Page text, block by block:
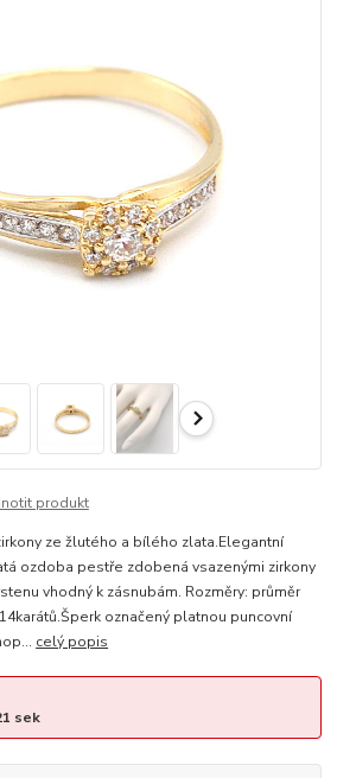
produkt
ze žlutého a bílého zlata.Elegantní
ozdoba pestře zdobená vsazenými zirkony
vhodný k zásnubám. Rozměry: průměr
označený platnou puncovní
celý popis
sek